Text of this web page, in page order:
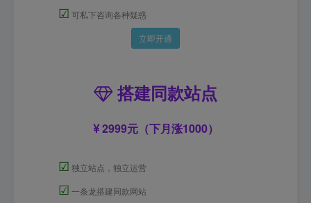
☑ 可私下咨询各种疑惑
立即开通
搭建同款站点
2999元（下月涨1000）
☑ 独立站点，独立运营
☑ 一条龙搭建同款网站